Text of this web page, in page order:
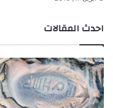
احدث المقالات